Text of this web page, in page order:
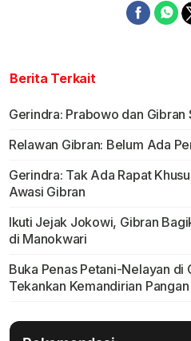
Berita Terkait
Gerindra: Prabowo dan
Relawan Gibran: Belum Ada
Gerindra: Tak Ada Rapat
Awasi Gibran
Ikuti Jejak Jokowi, Gibran
di Manokwari
Buka Penas Petani-Nelayan di
Tekankan Kemandirian